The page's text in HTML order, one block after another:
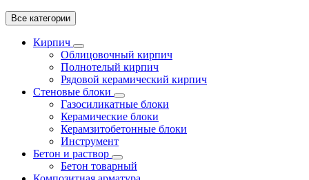
Все категории
Кирпич
Облицовочный кирпич
Полнотелый кирпич
Рядовой керамический кирпич
Стеновые блоки
Газосиликатные блоки
Керамические блоки
Керамзитобетонные блоки
Инструмент
Бетон и раствор
Бетон товарный